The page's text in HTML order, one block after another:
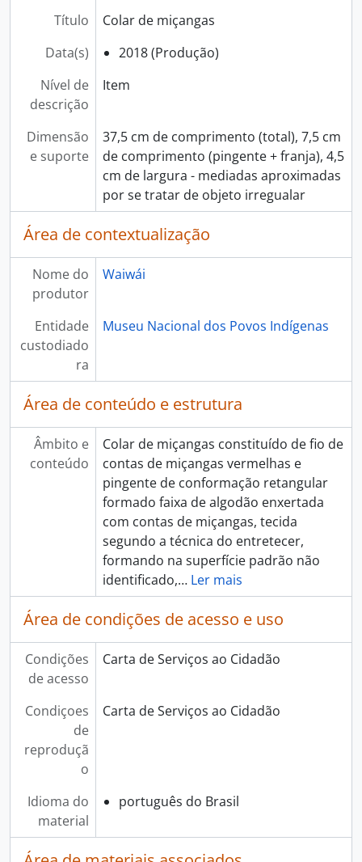
Título
Colar de miçangas
Data(s)
2018 (Produção)
Nível de
descrição
Item
Dimensão
e suporte
37,5 cm de comprimento (total), 7,5 cm
de comprimento (pingente + franja), 4,5
cm de largura - mediadas aproximadas
por se tratar de objeto irregualar
Área de contextualização
Nome do
produtor
Waiwái
Entidade
custodiado
ra
Museu Nacional dos Povos Indígenas
Área de conteúdo e estrutura
Âmbito e
conteúdo
Colar de miçangas constituído de fio de
contas de miçangas vermelhas e
pingente de conformação retangular
formado faixa de algodão enxertada
com contas de miçangas, tecida
segundo a técnica do entretecer,
formando na superfície padrão não
identificado,… Ler mais
Área de condições de acesso e uso
Condições
de acesso
Carta de Serviços ao Cidadão
Condiçoes
de
reproduçã
o
Carta de Serviços ao Cidadão
Idioma do
material
português do Brasil